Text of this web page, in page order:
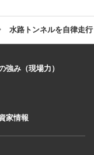
水路トンネルを自律走
強み（現場力）
家情報